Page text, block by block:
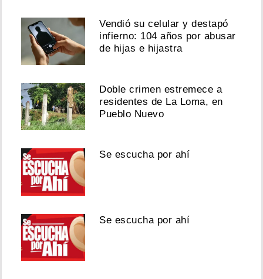
Vendió su celular y destapó
infierno: 104 años por abusar
de hijas e hijastra
Doble crimen estremece a
residentes de La Loma, en
Pueblo Nuevo
Se escucha por ahí
Se escucha por ahí